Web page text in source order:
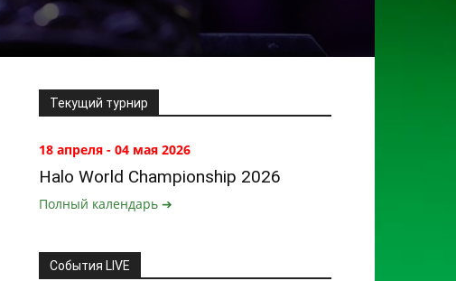
Текущий турнир
18 апреля - 04 мая 2026
Halo World Championship 2026
Полный календарь ➔
События LIVE